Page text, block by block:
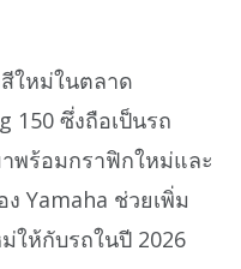
ใหม่ในตลาด
150 ซึ่งถือเป็นรถ
พร้อมกราฟิกใหม่และ
Yamaha ช่วยเพิ่ม
ให้กับรถในปี 2026